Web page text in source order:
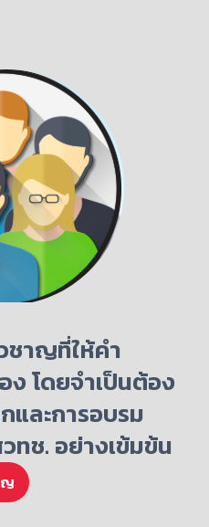
ชาญที่ให้คำ
ง โดยจำเป็นต้อง
และการอบรม
ทช. อย่างเข้มข้น
ญ